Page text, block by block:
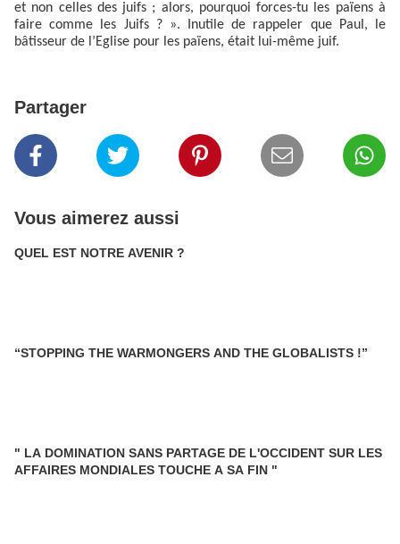
et non celles des juifs ; alors, pourquoi forces-tu les païens à
faire comme les Juifs ? ». Inutile de rappeler que Paul, le
bâtisseur de l’Eglise pour les païens, était lui-même juif.
Partager
Vous aimerez aussi
QUEL EST NOTRE AVENIR ?
“STOPPING THE WARMONGERS AND THE GLOBALISTS !”
" LA DOMINATION SANS PARTAGE DE L'OCCIDENT SUR LES
AFFAIRES MONDIALES TOUCHE A SA FIN "